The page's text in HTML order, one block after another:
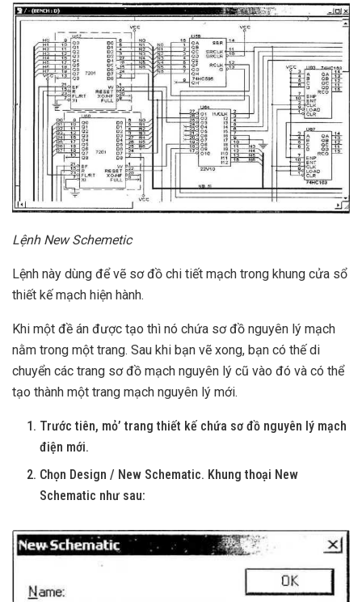
Lệnh New Schemetic
Lệnh này dùng để vẽ sơ đồ chi tiết mạch trong khung cửa sổ
thiết kế mạch hiện hành.
Khi một đề án được tạo thì nó chứa sơ đồ nguyên lý mạch
nằm trong một trang. Sau khi bạn vẽ xong, bạn có thế di
chuyển các trang sơ đồ mạch nguyên lý cũ vào đó và có thể
tạo thành một trang mạch nguyên lý mới.
Trước tiên, mỏ’ trang thiết kế chứa sơ đồ nguyên lý mạch
điện mới.
Chọn Design / New Schematic. Khung thoại New
Schematic như sau: